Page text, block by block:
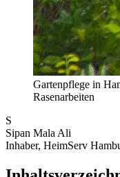
Gartenpflege in
Rasenarbeiten
S
Sipan Mala Ali
Inhaber, HeimServ